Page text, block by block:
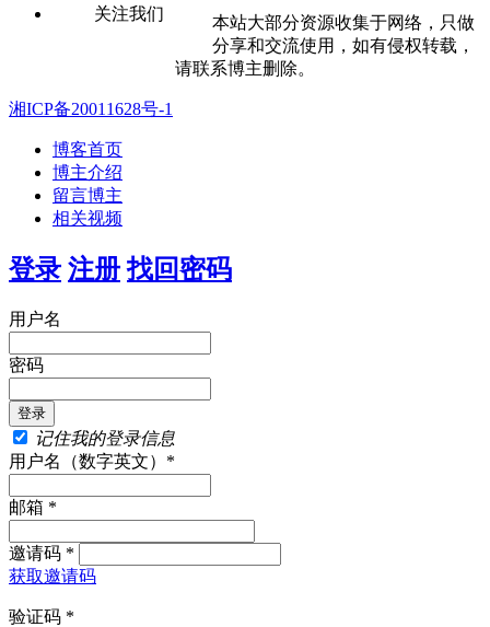
关注我们
本站大部分资源收集于网络，只做
分享和交流使用，如有侵权转载，
请联系博主删除。
湘ICP备20011628号-1
博客首页
博主介绍
留言博主
相关视频
登录 注册 找回密码
用户名
密码
记住我的登录信息
用户名（数字英文）*
邮箱 *
邀请码 *
获取邀请码
验证码 *